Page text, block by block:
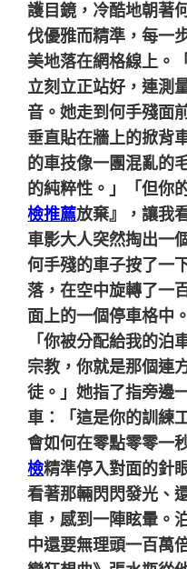
護目鏡，冷酷地朝著
伐優雅而精準，每一
美地落在網格線上。
立刻立正站好，連測
音。她走到何手殘面
垂直貼在牆上的掀背
的車技像一團混亂的
的純粹性。」「但
檢推薦放棄』，讓我
車影大人突然掏出一
何手殘的車子按了一
落，在空中旋轉了一
面上的一個停車格中
「你被分配給我的泊
宗教，你就是那個連
徒。」她指了指旁邊
車：「這是你的訓練
會如何在零點零零一
檢精準停入對面的針
看著那輛閃閃發光、
車，感到一陣眩暈。
中還要無理頭一百萬